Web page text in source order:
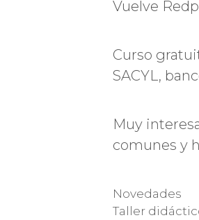
Vuelve
Curso
SACYL,
Muy
comunes y
Categorías
Novedades
Taller